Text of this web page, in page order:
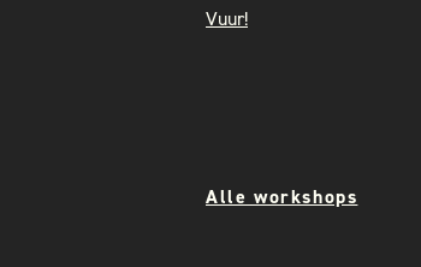
Vuur!
Alle workshops